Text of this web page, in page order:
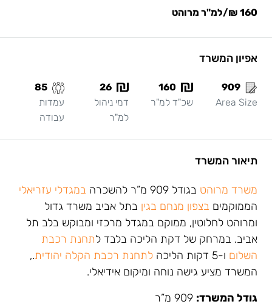
160 ₪ /למ"ר מרוהט
אפיון המשרד
909
Area Size
160
שכ"ד למ"ר
26
דמי ניהול
למ"ר
85
עמדות
עבודה
תיאור המשרד
משרד מרוהט בגודל 909 מ”ר להשכרה
במגדלי עזריאלי
הממוקמים בצפון מנחם בגין בתל אביב משרד גדול
ומרוהט לחלוטין, ממוקם במגדל מרכזי ומבוקש בלב תל
אביב. במרחק של דקת הליכה בלבד לתחנת רכבת
השלום ו-5 דקות הליכה לתחנת רכבת הקלה יהודית.,
המשרד מציע גישה נוחה ומיקום אידיאלי.
גודל המשרד: